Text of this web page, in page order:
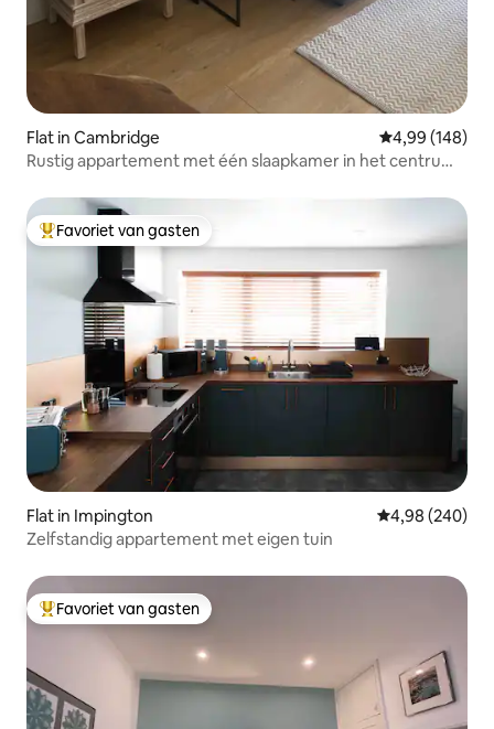
Flat in Cambridge Gemiddelde
4,99 (148)
Rustig appartement met één slaapkamer in het centrum
Topfavoriet van gasten
Favoriet van gasten
Flat in Impington Gemiddelde
4,98 (240)
Zelfstandig appartement met eigen tuin
Topfavoriet van gasten
Favoriet van gasten